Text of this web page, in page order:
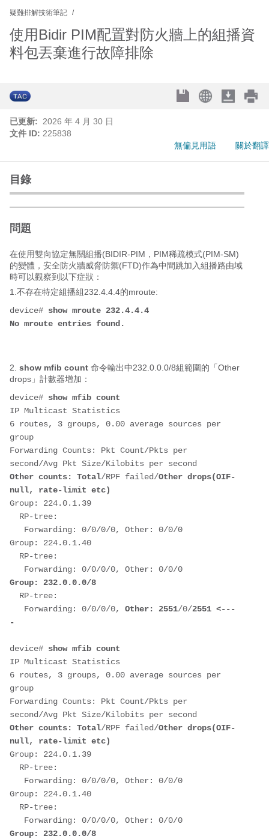
疑難排解技術筆記
使用Bidir PIM配置對防火牆上的組播資
料包丟棄進行故障排除
已更新:
2026 年 4 月 30 日
文件 ID: 225838
無偏見用語
關於翻譯
目錄
問題
在使用雙向協定無關組播(BIDIR-PIM，PIM稀疏模式(PIM-SM)
的變體，安全防火牆威脅防禦(FTD)作為中間跳加入組播路由域
時可以觀察到以下症狀：
1.不存在特定組播組232.4.4.4的mroute:
device# show mroute 232.4.4.4
No mroute entries found.
2. show mfib count 命令輸出中232.0.0.0/8組範圍的「Other
drops」計數器增加：
device# show mfib count
IP Multicast Statistics
6 routes, 3 groups, 0.00 average sources per
group
Forwarding Counts: Pkt Count/Pkts per
second/Avg Pkt Size/Kilobits per second
Other counts: Total/RPF failed/Other drops(OIF-
null, rate-limit etc)
Group: 224.0.1.39
RP-tree:
Forwarding: 0/0/0/0, Other: 0/0/0
Group: 224.0.1.40
RP-tree:
Forwarding: 0/0/0/0, Other: 0/0/0
Group: 232.0.0.0/8
RP-tree:
Forwarding: 0/0/0/0, Other: 2551/0/2551 <---
-
device# show mfib count
IP Multicast Statistics
6 routes, 3 groups, 0.00 average sources per
group
Forwarding Counts: Pkt Count/Pkts per
second/Avg Pkt Size/Kilobits per second
Other counts: Total/RPF failed/Other drops(OIF-
null, rate-limit etc)
Group: 224.0.1.39
RP-tree:
Forwarding: 0/0/0/0, Other: 0/0/0
Group: 224.0.1.40
RP-tree:
Forwarding: 0/0/0/0, Other: 0/0/0
Group: 232.0.0.0/8